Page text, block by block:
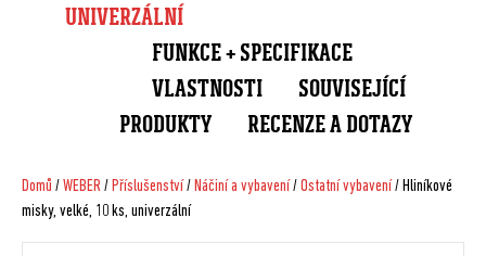
UNIVERZÁLNÍ
FUNKCE + SPECIFIKACE
VLASTNOSTI
SOUVISEJÍCÍ
PRODUKTY
RECENZE A DOTAZY
Domů /WEBER/ Příslušenství/ Náčiní a vybavení/Ostatní vybavení/ Hliníkové
misky, velké, 10 ks, univerzální